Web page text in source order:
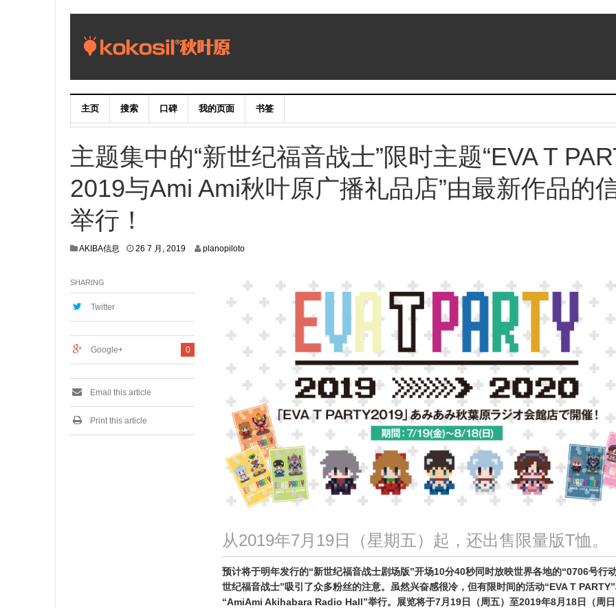
主页 搜索 口碑 我的页面 书签
主题集中的“新世纪福音战士”限时主题“EVA T
2019与Ami Ami秋叶原广播礼品店”由最新作品的
举行！
AKIBA信息 26 7 月, 20192
,
9
planopiloto
从2019年7月19日（星期五）起，还出售限量版T恤。
预计将于明年发行的“新世纪福音战士剧场版”开场10分40秒同时放映世界各地的“0706号行
世纪福音战士”吸引了众多粉丝的注意。虽然兴奋感很冷，但有限时间的活动“EVA T
“AmiAmi Akihabara Radio Hall”举行。展览将于7月19日（周五）至2019年8月18日（周
SHARING
Twitter
0
Google+
Email this article
Print this article